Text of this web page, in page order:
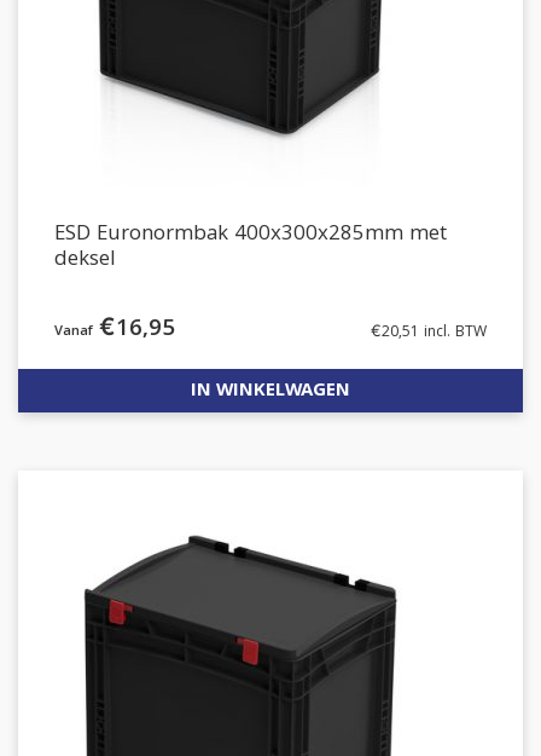
ESD Euronormbak 400x300x285mm met
deksel
€16,95 €20,51 incl. BTW
IN WINKELWAGEN